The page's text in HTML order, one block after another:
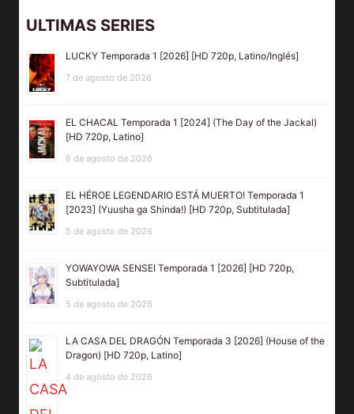
ULTIMAS SERIES
LUCKY Temporada 1 [2026] [HD 720p, Latino/Inglés]
7 de agosto de 2026
EL CHACAL Temporada 1 [2024] (The Day of the Jackal)
[HD 720p, Latino]
6 de agosto de 2026
EL HÉROE LEGENDARIO ESTÁ MUERTO! Temporada 1
[2023] (Yuusha ga Shinda!) [HD 720p, Subtitulada]
5 de agosto de 2026
YOWAYOWA SENSEI Temporada 1 [2026] [HD 720p,
Subtitulada]
5 de agosto de 2026
LA CASA DEL DRAGÓN Temporada 3 [2026] (House of the
Dragon) [HD 720p, Latino]
4 de agosto de 2026